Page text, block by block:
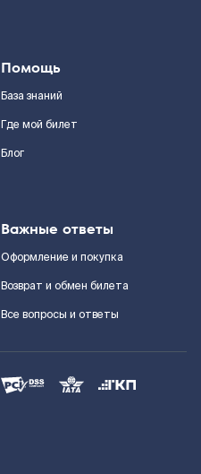
Помощь
База знаний
Где мой билет
Блог
Важные ответы
Оформление и покупка
Возврат и обмен билета
Все вопросы и ответы